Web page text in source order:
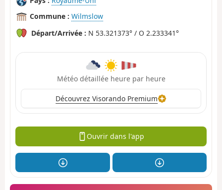
Commune : Wilmslow
Départ/Arrivée : N 53.321373° / O 2.233341°
Météo détaillée heure par heure
Découvrez Visorando Premium
Ouvrir dans l'app